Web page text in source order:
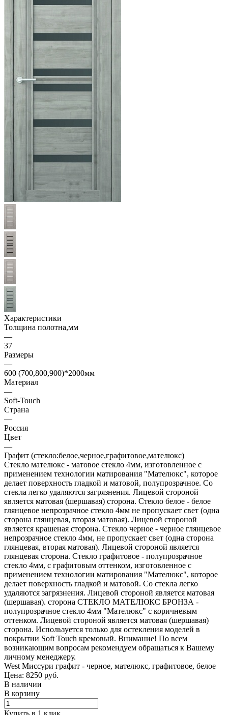
Характеристики
Толщина полотна,мм
—
37
Размеры
—
600 (700,800,900)*2000мм
Материал
—
Soft-Touch
Страна
—
Россия
Цвет
—
Графит (стекло:белое,черное,графитовое,мателюкс)
Стекло мателюкс - матовое стекло 4мм, изготовленное с
применением технологии матирования "Мателюкс", которое
делает поверхность гладкой и матовой, полупрозрачное. Со
стекла легко удаляются загрязнения. Лицевой стороной
является матовая (шершавая) сторона. Стекло белое - белое
глянцевое непрозрачное стекло 4мм не пропускает свет (одна
сторона глянцевая, вторая матовая). Лицевой стороной
является крашеная сторона. Стекло черное - черное глянцевое
непрозрачное стекло 4мм, не пропускает свет (одна сторона
глянцевая, вторая матовая). Лицевой стороной является
глянцевая сторона. Стекло графитовое - полупрозрачное
стекло 4мм, с графитовым оттенком, изготовленное с
применением технологии матирования "Мателюкс", которое
делает поверхность гладкой и матовой. Со стекла легко
удаляются загрязнения. Лицевой стороной является матовая
(шершавая). сторона СТЕКЛО МАТЕЛЮКС БРОНЗА -
полупрозрачное стекло 4мм "Мателюкс" с коричневым
оттенком. Лицевой стороной является матовая (шершавая)
сторона. Используется только для остекления моделей в
покрытии Soft Touch кремовый. Внимание! По всем
возникающим вопросам рекомендуем обращаться к Вашему
личному менеджеру.
West Миссури графит - черное, мателюкс, графитовое, белое
Цена: 8250 руб.
В наличии
В корзину